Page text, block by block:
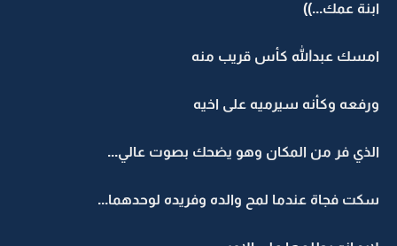
ابنة عمك...))
امسك عبدالله كأس قريب منه
ورفعه وكأنه سيرميه على اخيه
الذي فر من المكان وهو يضحك بصوت عالي...
سكت فجاة عندما لمح والده وفريده لوحدهما...